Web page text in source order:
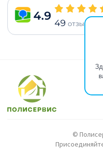
4.9
49 отзывов
©